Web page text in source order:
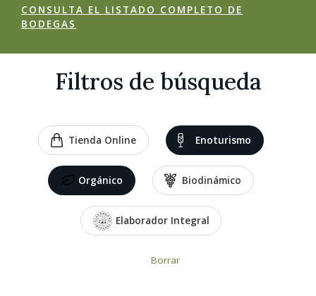
CONSULTA EL LISTADO COMPLETO DE
BODEGAS
Filtros de búsqueda
Tienda Online Enoturismo
Orgánico Biodinámico
Elaborador Integral
Borrar